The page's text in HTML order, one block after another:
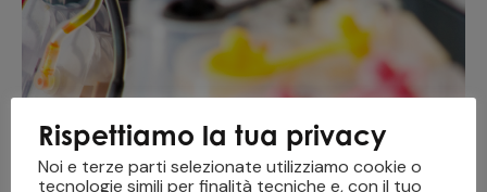
Rispettiamo la tua privacy
Noi e terze parti selezionate utilizziamo cookie o
tecnologie simili per finalità tecniche e, con il tuo